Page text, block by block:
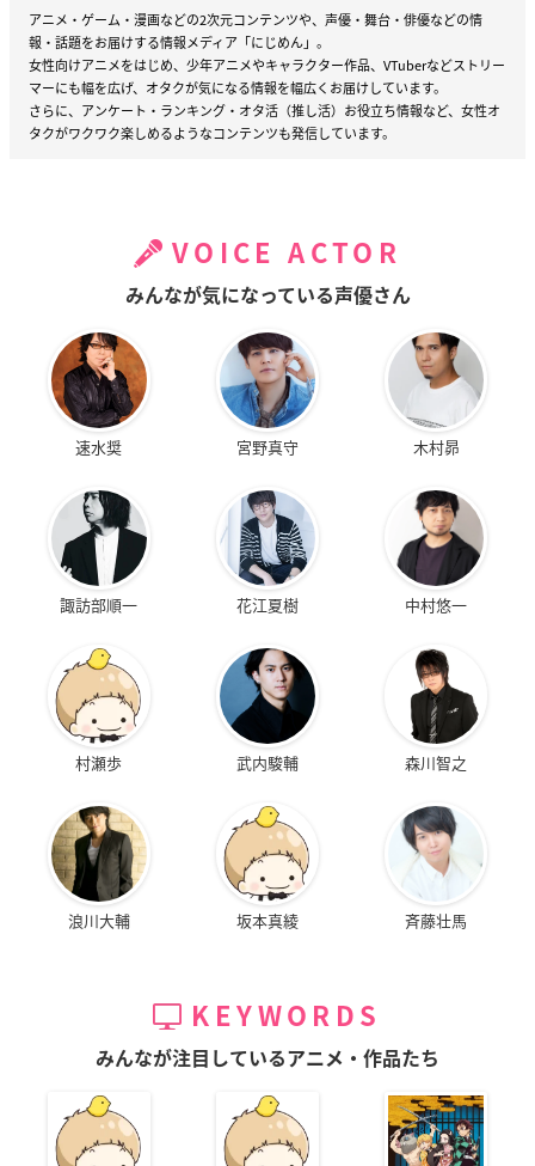
アニメ・ゲーム・漫画などの2次元コンテンツや、声優・舞台・俳優などの情
報・話題をお届けする情報メディア「にじめん」。
女性向けアニメをはじめ、少年アニメやキャラクター作品、VTuberなどストリー
マーにも幅を広げ、オタクが気になる情報を幅広くお届けしています。
さらに、アンケート・ランキング・オタ活（推し活）お役立ち情報など、女性オ
タクがワクワク楽しめるようなコンテンツも発信しています。
VOICE ACTOR
みんなが気になっている声優さん
速水奨 宮野真守 木村昴
諏訪部順一 花江夏樹 中村悠一
村瀬歩 武内駿輔 森川智之
浪川大輔 坂本真綾 斉藤壮馬
KEYWORDS
みんなが注目しているアニメ・作品たち